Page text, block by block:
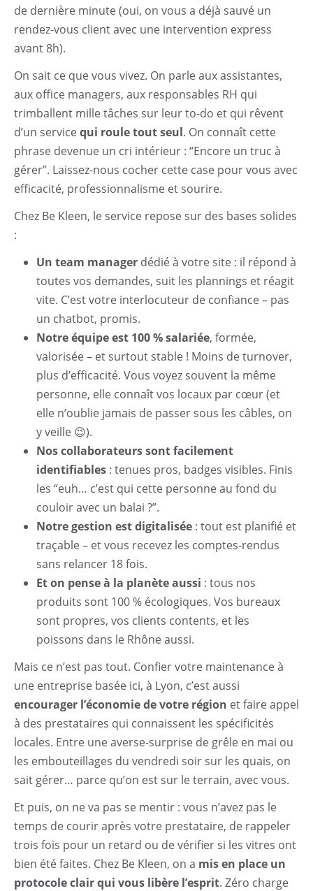
de dernière minute (oui, on vous a déjà sauvé un
rendez-vous client avec une intervention express
avant 8h).
On sait ce que vous vivez. On parle aux assistantes,
aux office managers, aux responsables RH qui
trimballent mille tâches sur leur to-do et qui rêvent
d’un service qui roule tout seul. On connaît cette
phrase devenue un cri intérieur : “Encore un truc à
gérer”. Laissez-nous cocher cette case pour vous avec
efficacité, professionnalisme et sourire.
Chez Be Kleen, le service repose sur des bases solides
:
Un team manager dédié à votre site : il répond à
toutes vos demandes, suit les plannings et réagit
vite. C’est votre interlocuteur de confiance – pas
un chatbot, promis.
Notre équipe est 100 % salariée, formée,
valorisée – et surtout stable ! Moins de turnover,
plus d’efficacité. Vous voyez souvent la même
personne, elle connaît vos locaux par cœur (et
elle n’oublie jamais de passer sous les câbles, on
y veille 😉).
Nos collaborateurs sont facilement
identifiables : tenues pros, badges visibles. Finis
les “euh… c’est qui cette personne au fond du
couloir avec un balai ?”.
Notre gestion est digitalisée : tout est planifié et
traçable – et vous recevez les comptes-rendus
sans relancer 18 fois.
Et on pense à la planète aussi : tous nos
produits sont 100 % écologiques. Vos bureaux
sont propres, vos clients contents, et les
poissons dans le Rhône aussi.
Mais ce n’est pas tout. Confier votre maintenance à
une entreprise basée ici, à Lyon, c’est aussi
encourager l’économie de votre région et faire appel
à des prestataires qui connaissent les spécificités
locales. Entre une averse-surprise de grêle en mai ou
les embouteillages du vendredi soir sur les quais, on
sait gérer… parce qu’on est sur le terrain, avec vous.
Et puis, on ne va pas se mentir : vous n’avez pas le
temps de courir après votre prestataire, de rappeler
trois fois pour un retard ou de vérifier si les vitres ont
bien été faites. Chez Be Kleen, on a mis en place un
protocole clair qui vous libère l’esprit. Zéro charge